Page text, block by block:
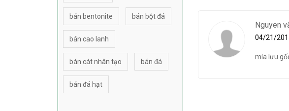
Nguyen
04/21/
mía lưu
bán bentonite bán bột đá
bán cao lanh
bán cát nhân tạo bán đá
bán đá hạt